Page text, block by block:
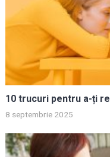
10 trucuri pentru a-ți
8 septembrie 2025